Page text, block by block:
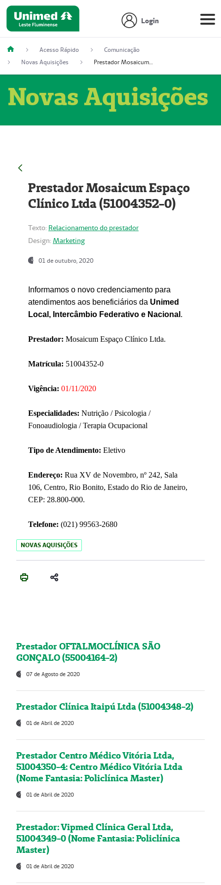
Login
Acesso Rápido
Comunicação
Novas Aquisições
Prestador Mosaicum Espaço Clínico Ltda (51004352-0)
Novas Aquisições
Prestador Mosaicum Espaço
Clínico Ltda (51004352-0)
Texto: Relacionamento do prestador
Design: Marketing
01 de outubro, 2020
Informamos o novo credenciamento para
atendimentos aos beneficiários da Unimed
Local, Intercâmbio Federativo e Nacional .
Prestador: Mosaicum Espaço Clínico Ltda.
Matrícula: 51004352-0
Vigência: 01/11/2020
Especialidades: Nutrição / Psicologia /
Fonoaudiologia / Terapia Ocupacional
Tipo de Atendimento: Eletivo
Endereço: Rua XV de Novembro, nº 242, Sala
106, Centro, Rio Bonito, Estado do Rio de Janeiro,
CEP: 28.800-000.
Telefone: (021) 99563-2680
NOVAS AQUISIÇÕES
Prestador OFTALMOCLÍNICA SÃO
GONÇALO (55004164-2)
07 de Agosto de 2020
Prestador Clínica Itaipú Ltda (51004348-2)
01 de Abril de 2020
Prestador Centro Médico Vitória Ltda,
51004350-4: Centro Médico Vitória Ltda
(Nome Fantasia: Policlínica Master)
01 de Abril de 2020
Prestador: Vipmed Clínica Geral Ltda,
51004349-0 (Nome Fantasia: Policlínica
Master)
01 de Abril de 2020